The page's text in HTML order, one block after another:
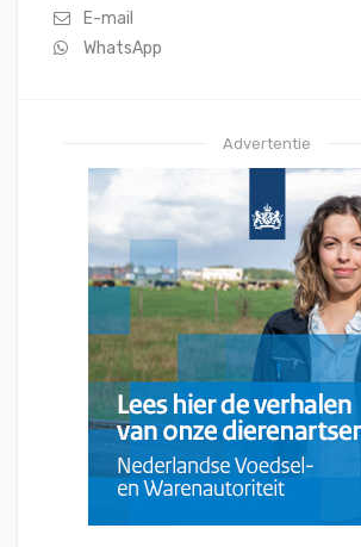
E-mail
WhatsApp
Advertentie